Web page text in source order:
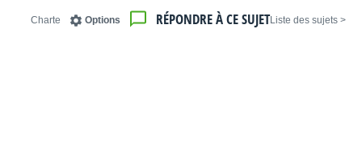
< Liste des sujets
RÉPONDRE À CE SUJET
Options
Charte